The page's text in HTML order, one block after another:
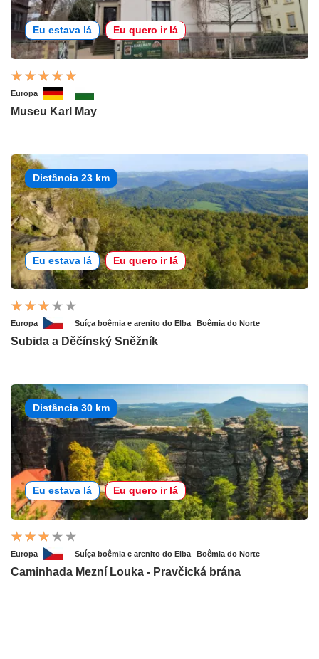
Eu estava lá Eu quero ir lá
Europa
Museu Karl May
Distância 23 km
Eu estava lá Eu quero ir lá
Europa Suíça boêmia e arenito do Elba Boêmia do Norte
Subida a Děčínský Sněžník
Distância 30 km
Eu estava lá Eu quero ir lá
Europa Suíça boêmia e arenito do Elba Boêmia do Norte
Caminhada Mezní Louka - Pravčická brána